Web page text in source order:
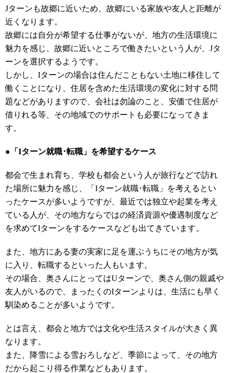
Jターンも故郷に近いため、故郷にいる家族や友人と距離が
近くなります。
故郷には自分が希望する仕事がないが、地方の生活環境に
魅力を感じ、故郷に近いところで働きたいという人が、Jタ
ーンを選択するようです。
しかし、Iターンの場合は住んだこともない土地に移住して
働くことになり、住居を含めた生活環境の変化に対する問
題などがありますので、会社は勿論のこと、安価で住居が
借りれる等、その地域でのサポートも必要になってきま
す。
●「Iターン就職･転職」を希望するケース
都会で生まれ育ち、学校も都会という人が旅行などで訪れ
た場所に魅力を感じ、「Iターン就職･転職」を考えるとい
ったケースが多いようですが、最近では独立や起業を考え
ている人が、その地方ならではの経済資源や優遇制度など
を求めてIターンをするケースなども出てきています。
また、地方にある妻の実家に足を運ぶうちにその地方が気
に入り、転職するといった人もいます。
その場合、奥さんにとってはUターンで、奥さん側の親戚や
友人がいるので、まったくのIターンよりは、生活にも早く
馴染めることが多いようです。
とは言え、都会と地方では文化や生活スタイルが大きく異
なります。
また、降雪による雪おろしなど、季節によって、その地方
だから起こり得る作業などもあります。